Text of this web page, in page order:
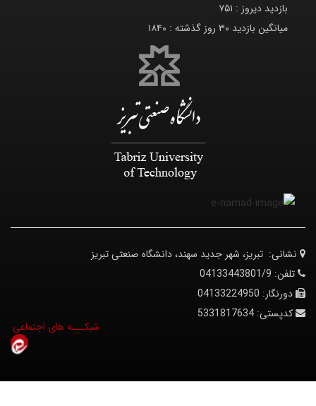
بازدید دیروز : ۷۵۱
میانگین بازدید ۳۰ روز گذشته :
۱۸۴۰
نشانی: تبریز، شهر جدید سهند، دانشگاه صنعتی تبریز
تلفن: 04133443801/9
دورنگار: 04133224950
کدپستی: 5331817634